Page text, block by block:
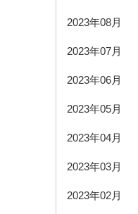
2023年08月
2023年07月
2023年06月
2023年05月
2023年04月
2023年03月
2023年02月